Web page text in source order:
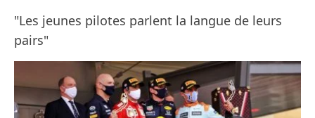
"Les jeunes pilotes parlent la langue de leurs
pairs"